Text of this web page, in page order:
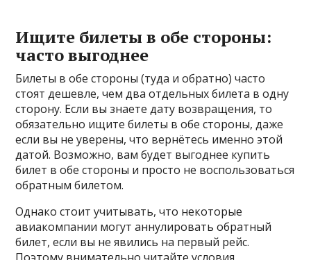
Ищите билеты в обе стороны:
часто выгоднее
Билеты в обе стороны (туда и обратно) часто
стоят дешевле, чем два отдельных билета в одну
сторону. Если вы знаете дату возвращения, то
обязательно ищите билеты в обе стороны, даже
если вы не уверены, что вернётесь именно этой
датой. Возможно, вам будет выгоднее купить
билет в обе стороны и просто не воспользоваться
обратным билетом.
Однако стоит учитывать, что некоторые
авиакомпании могут аннулировать обратный
билет, если вы не явились на первый рейс.